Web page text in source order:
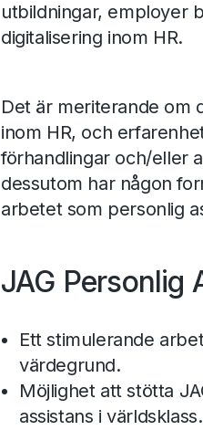
utbildningar, employer
digitalisering inom HR.
Det är meriterande om
inom HR, och
förhandlingar och/eller
dessutom har någon
arbetet som personlig
JAG Personlig
Ett stimulerande
värdegrund.
Möjlighet att stötta
assistans i världsklass.